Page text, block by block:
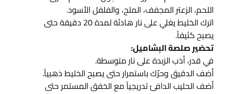
اللحم، الزعتر المجفف، الملح، والفلفل الأسود.
اترك الخليط يغلي على نار هادئة لمدة 20 دقيقة حتى
يصبح كثيفاً.
تحضير صلصة البشاميل:
في قدر، أذب الزبدة على نار متوسطة.
أضف الدقيق وحرّك باستمرار حتى يصبح الخليط ذهبياً.
أضف الحليب الدافئ تدريجياً مع الخفق المستمر حتى